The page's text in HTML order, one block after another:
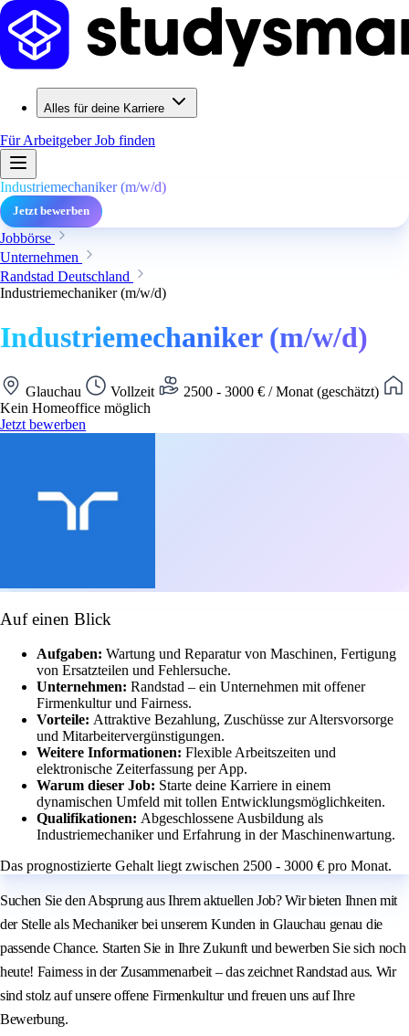
Alles für deine Karriere
Für ArbeitgeberJob finden
Industriemechaniker (m/w/d)
Jetzt bewerben
Jobbörse
Unternehmen
Randstad Deutschland
Industriemechaniker (m/w/d)
Industriemechaniker (m/w/d)
Glauchau Vollzeit
2500 - 3000 € / Monat (geschätzt)
Kein Homeoffice möglich
Jetzt bewerben
Auf einen Blick
Aufgaben: Wartung und Reparatur von Maschinen, Fertigung
von Ersatzteilen und Fehlersuche.
Unternehmen: Randstad – ein Unternehmen mit offener
Firmenkultur und Fairness.
Vorteile: Attraktive Bezahlung, Zuschüsse zur Altersvorsorge
und Mitarbeitervergünstigungen.
Weitere Informationen: Flexible Arbeitszeiten und
elektronische Zeiterfassung per App.
Warum dieser Job: Starte deine Karriere in einem
dynamischen Umfeld mit tollen Entwicklungsmöglichkeiten.
Qualifikationen: Abgeschlossene Ausbildung als
Industriemechaniker und Erfahrung in der Maschinenwartung.
Das prognostizierte Gehalt liegt zwischen 2500 - 3000 € pro Monat.
Suchen Sie den Absprung aus Ihrem aktuellen Job? Wir bieten Ihnen mit
der Stelle als Mechaniker bei unserem Kunden in Glauchau genau die
passende Chance. Starten Sie in Ihre Zukunft und bewerben Sie sich noch
heute! Fairness in der Zusammenarbeit – das zeichnet Randstad aus. Wir
sind stolz auf unsere offene Firmenkultur und freuen uns auf Ihre
Bewerbung.